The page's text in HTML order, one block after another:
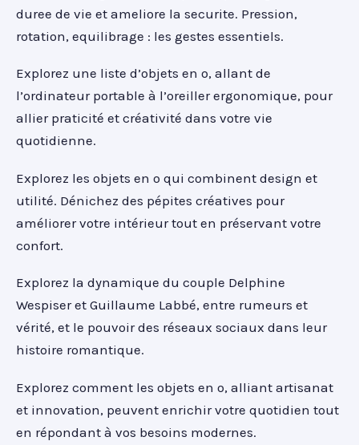
duree de vie et ameliore la securite. Pression,
rotation, equilibrage : les gestes essentiels.
Explorez une liste d’objets en o, allant de
l’ordinateur portable à l’oreiller ergonomique, pour
allier praticité et créativité dans votre vie
quotidienne.
Explorez les objets en o qui combinent design et
utilité. Dénichez des pépites créatives pour
améliorer votre intérieur tout en préservant votre
confort.
Explorez la dynamique du couple Delphine
Wespiser et Guillaume Labbé, entre rumeurs et
vérité, et le pouvoir des réseaux sociaux dans leur
histoire romantique.
Explorez comment les objets en o, alliant artisanat
et innovation, peuvent enrichir votre quotidien tout
en répondant à vos besoins modernes.